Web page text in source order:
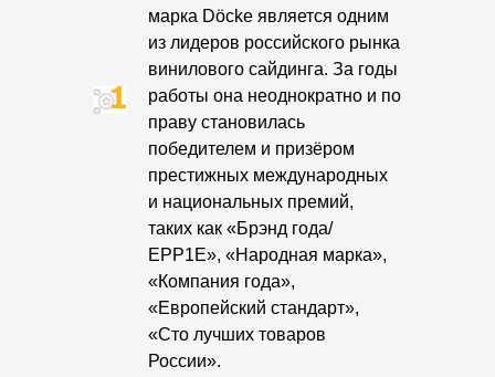
Мягкая кровля
Однослойная черепица
Ламинированная черепица
Комплектующие к кровле
Пластиковые водосточные системы
Металлические водосточные системы
марка Döcke является одним
из лидеров российского рынка
винилового сайдинга. За годы
работы она неоднократно и по
праву становилась
победителем и призёром
престижных международных
и национальных премий,
таких как «Брэнд года/
ЕРР1Е», «Народная марка»,
«Компания года»,
«Европейский стандарт»,
«Сто лучших товаров
России».